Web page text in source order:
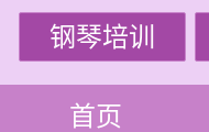
钢琴培训
首页